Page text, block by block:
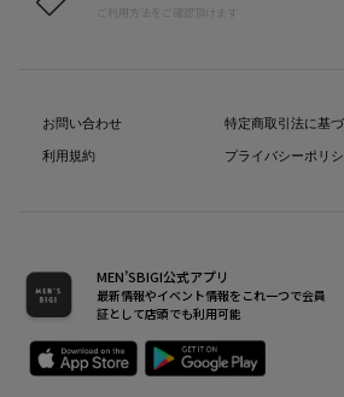
ご利用方法をご確認頂けます
お問い合わせ
利用規約
特定商取引法に基
プライバシーポリ
MEN’SBIGI公式アプリ
最新情報やイベント情報をこれ一つで会員
証として店頭でも利用可能